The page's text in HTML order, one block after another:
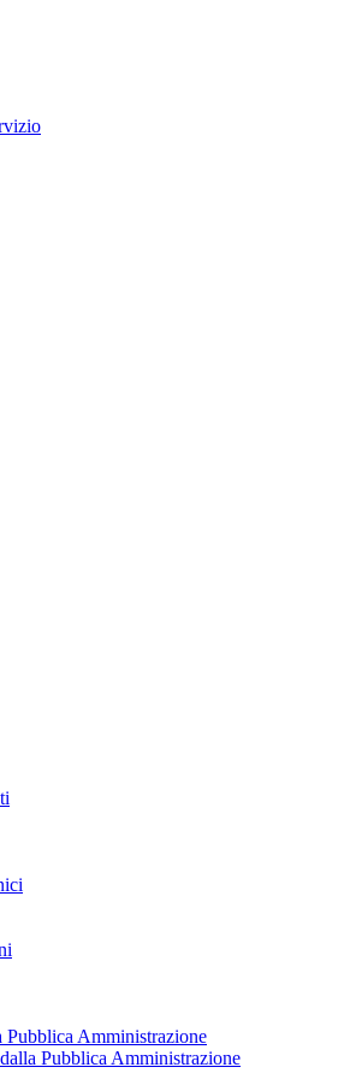
Amministrazione
Pubblica Amministrazione